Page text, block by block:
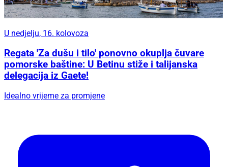
U nedjelju, 16. kolovoza
Regata 'Za dušu i tilo' ponovno okuplja čuvare
pomorske baštine: U Betinu stiže i talijanska
delegacija iz Gaete!
Idealno vrijeme za promjene